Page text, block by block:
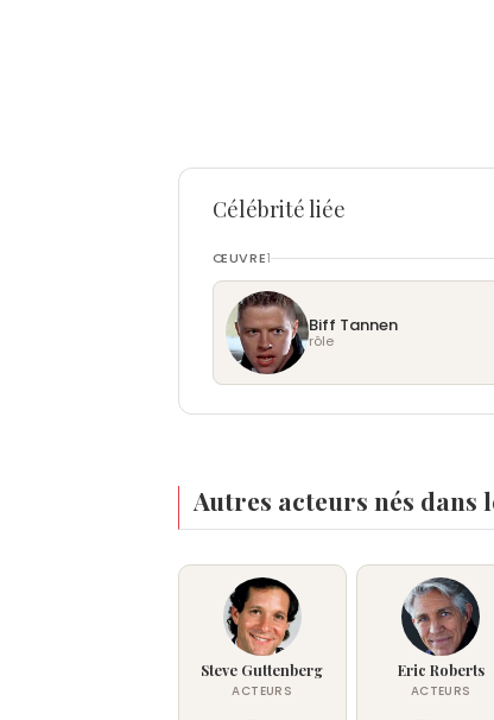
Célébrité liée
ŒUVRE1
Biff Tannen
rôle
Autres acteurs nés dans
Steve Guttenberg
ACTEURS
Eric Roberts
ACTEURS